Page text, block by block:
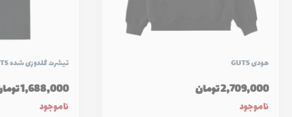
هودی GUTS
2,709,000 تومان
ناموجود
تیشرت گلدوزی شده GUTS
1,688,000 تومان
ناموجود